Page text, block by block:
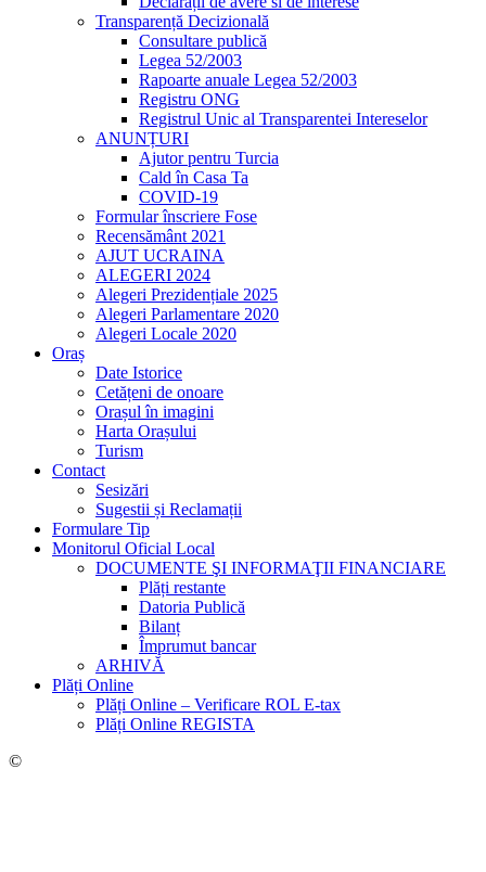
Transparență Decizională
Consultare publică
Legea 52/2003
Rapoarte anuale Legea 52/2003
Registru ONG
Registrul Unic al Transparentei Intereselor
ANUNȚURI
Ajutor pentru Turcia
Cald în Casa Ta
COVID-19
Formular înscriere Fose
Recensământ 2021
AJUT UCRAINA
ALEGERI 2024
Alegeri Prezidențiale 2025
Alegeri Parlamentare 2020
Alegeri Locale 2020
Oraș
Date Istorice
Cetățeni de onoare
Orașul în imagini
Harta Orașului
Turism
Contact
Sesizări
Sugestii și Reclamații
Formulare Tip
Monitorul Oficial Local
DOCUMENTE ŞI INFORMAŢII FINANCIARE
Plăți restante
Datoria Publică
Bilanț
Împrumut bancar
ARHIVĂ
Plăți Online
Plăți Online – Verificare ROL E-tax
Plăți Online REGISTA
©